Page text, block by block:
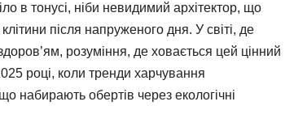
в тонусі, ніби невидимий архітектор, що
після напруженого дня. У світі, де
розуміння, де ховається цей цінний
році, коли тренди харчування
набирають обертів через екологічні